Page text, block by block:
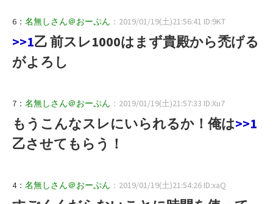
6： 名無しさん＠おーぷん ：2019/01/19(土)21:56:41 ID:9KT
>>1乙 前スレ1000はまず貴殿から禿げる
がよろし
7： 名無しさん＠おーぷん ：2019/01/19(土)21:57:33 ID:Xu7
もうこんなスレにいられるか！俺は>>1
乙させてもらう！
4： 名無しさん＠おーぷん ：2019/01/19(土)21:54:26 ID:xaQ